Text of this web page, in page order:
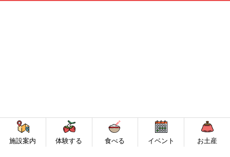
施設案内 体験する 食べる イベント お土産